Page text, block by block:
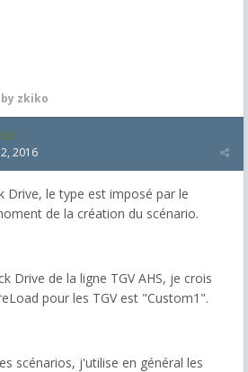
by zkiko
2016
Drive, le type est imposé par le
de la création du scénario.
Drive de la ligne TGV AHS, je crois
pour les TGV est "Custom1".
scénarios, j'utilise en général les